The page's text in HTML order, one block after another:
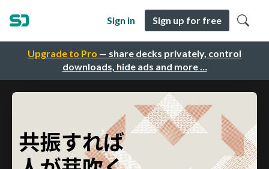
Upgrade to Pro — share decks privately, control
downloads, hide ads and more …
Sign in Sign up for free